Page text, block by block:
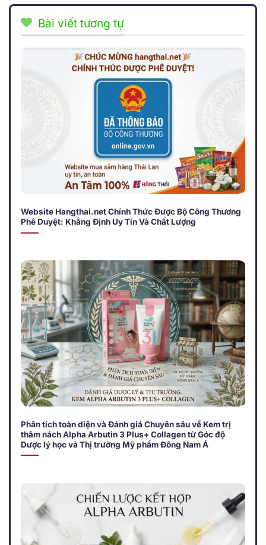
Bài viết tương tự
Website Hangthai.net Chính Thức Được Bộ Công Thương
Phê Duyệt: Khẳng Định Uy Tín Và Chất Lượng
Phân tích toàn diện và Đánh giá Chuyên sâu về Kem trị
thâm nách Alpha Arbutin 3 Plus+ Collagen từ Góc độ
Dược lý học và Thị trường Mỹ phẩm Đông Nam Á